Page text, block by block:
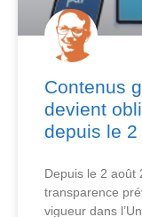
Contenus
devient
depuis le
Depuis le 2 août
transparence
vigueur dans